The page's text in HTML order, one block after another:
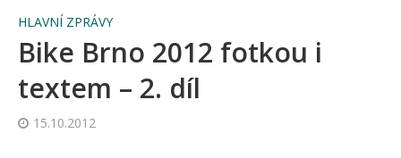
HLAVNÍ ZPRÁVY
Bike Brno 2012 fotkou i
textem – 2. díl
15.10.2012